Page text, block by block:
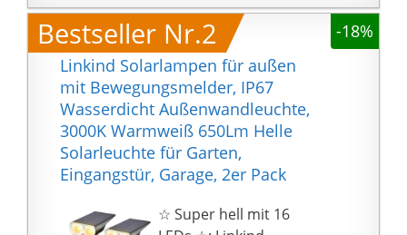
Sensor-Modus, starke
Lichtsensor-Modus. Der
aktualisierte PIR-
Bewegungssensor
erkennt Personen in
einer Entfernung von
10-16 Fuß. Erfüllen Sie
Ihre unterschiedlichen
Anforderungen.
【Solarleuchte IP65
Wasserdichte】
Bestseller Nr.2
-18%
Linkind Solarlampen für außen
mit Bewegungsmelder, IP67
Wasserdicht Außenwandleuchte,
3000K Warmweiß 650Lm Helle
Solarleuchte für Garten,
Eingangstür, Garage, 2er Pack
☆ Super hell mit 16